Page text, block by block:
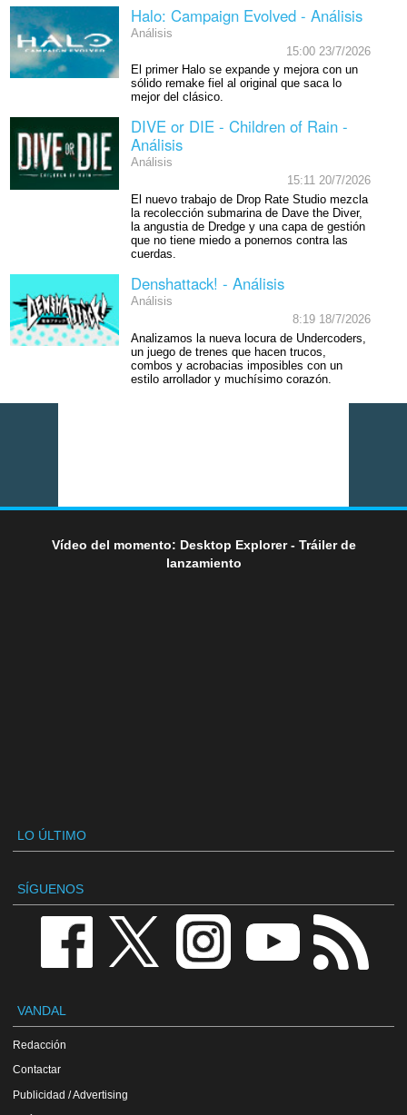
Halo: Campaign Evolved - Análisis
Análisis
15:00 23/7/2026
El primer Halo se expande y mejora con un
sólido remake fiel al original que saca lo
mejor del clásico.
DIVE or DIE - Children of Rain -
Análisis
Análisis
15:11 20/7/2026
El nuevo trabajo de Drop Rate Studio mezcla
la recolección submarina de Dave the Diver,
la angustia de Dredge y una capa de gestión
que no tiene miedo a ponernos contra las
cuerdas.
Denshattack! - Análisis
Análisis
8:19 18/7/2026
Analizamos la nueva locura de Undercoders,
un juego de trenes que hacen trucos,
combos y acrobacias imposibles con un
estilo arrollador y muchísimo corazón.
Vídeo del momento: Desktop Explorer - Tráiler de
lanzamiento
LO ÚLTIMO
SÍGUENOS
VANDAL
Redacción
Contactar
Publicidad / Advertising